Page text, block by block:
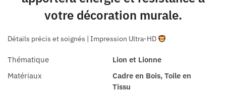
votre décoration murale.
Détails précis et soignés | Impression Ultra-HD
Thématique
Lion et Lionne
Matériaux
Cadre en Bois, Toile en
Tissu